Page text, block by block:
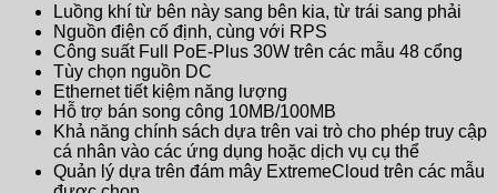
Luồng khí từ bên này sang bên kia, từ trái sang phải
Nguồn điện cố định, cùng với RPS
Công suất Full PoE-Plus 30W trên các mẫu 48 cổng
Tùy chọn nguồn DC
Ethernet tiết kiệm năng lượng
Hỗ trợ bán song công 10MB/100MB
Khả năng chính sách dựa trên vai trò cho phép truy cập
cá nhân vào các ứng dụng hoặc dịch vụ cụ thể
Quản lý dựa trên đám mây ExtremeCloud trên các mẫu